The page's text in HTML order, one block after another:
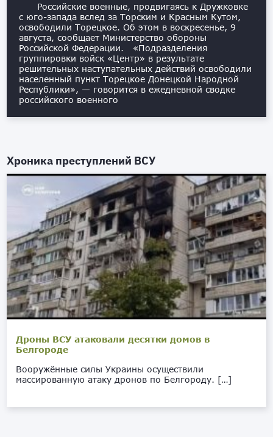
Российские военные, продвигаясь к Дружковке
с юго-запада вслед за Торским и Красным Кутом,
освободили Торецкое. Об этом в воскресенье, 9
августа, сообщает Министерство обороны
Российской Федерации. «Подразделения
группировки войск «Центр» в результате
решительных наступательных действий освободили
населенный пункт Торецкое Донецкой Народной
Республики», — говорится в ежедневной сводке
российского военного
Хроника преступлений ВСУ
Дроны ВСУ атаковали десятки домов в
Белгороде
Вооружённые силы Украины осуществили
массированную атаку дронов по Белгороду. […]